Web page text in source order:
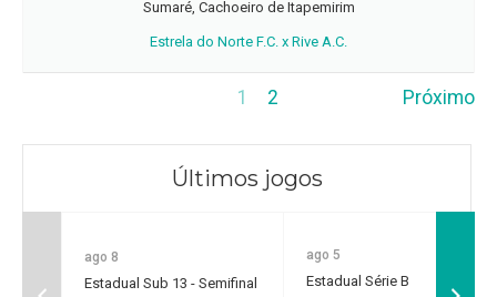
Sumaré, Cachoeiro de Itapemirim
Estrela do Norte F.C. x Rive A.C.
1 2 Próximo
Últimos jogos
ago 8
Estadual Sub 13 - Semifinal
ago 5
Estadual Série B